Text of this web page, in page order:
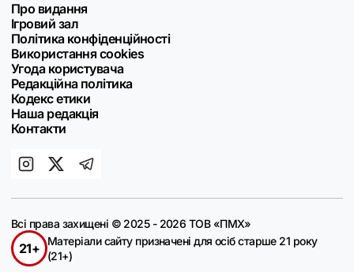
Про видання
Ігровий зал
Політика конфіденційності
Використання cookies
Угода користувача
Редакційна політика
Кодекс етики
Наша редакція
Контакти
Всі права захищені © 2025 - 2026 ТОВ «ПМХ»
21+
Матеріали сайту призначені для осіб старше 21 року
(21+)